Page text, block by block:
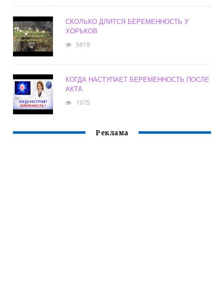
СКОЛЬКО ДЛИТСЯ БЕРЕМЕННОСТЬ У
ХОРЬКОВ
5619
КОГДА НАСТУПАЕТ БЕРЕМЕННОСТЬ ПОСЛЕ
АКТА
1075
Реклама